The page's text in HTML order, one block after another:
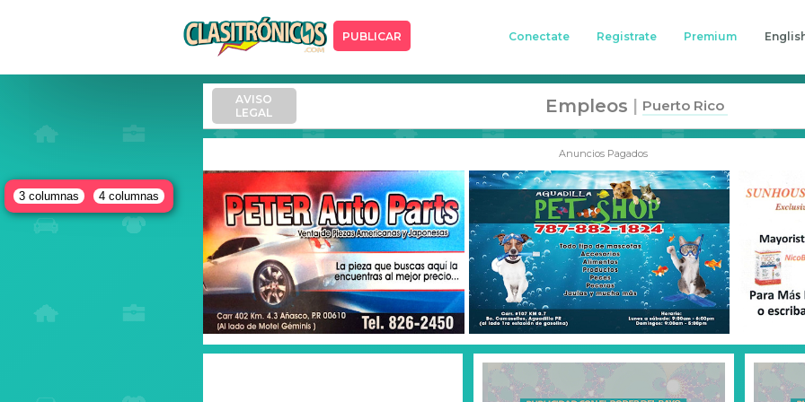
PUBLICAR Conectate Registrate Premium
3 columnas 4 columnas
Anuncios Pagados
AVISO
LEGAL
Empleos Puerto Rico